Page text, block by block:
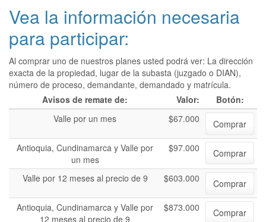
Vea la información necesaria
para participar:
Al comprar uno de nuestros planes usted podrá ver: La dirección
exacta de la propiedad, lugar de la subasta (juzgado o DIAN),
número de proceso, demandante, demandado y matrícula.
Avisos de remate de:
Valor:
Botón:
Valle por un mes
$67.000
Comprar
Antioquia, Cundinamarca y Valle por
un mes
$97.000 Comprar
Valle por 12 meses al precio de 9 $603.000
Comprar
Antioquia, Cundinamarca y Valle por
12 meses al precio de 9
$873.000 Comprar